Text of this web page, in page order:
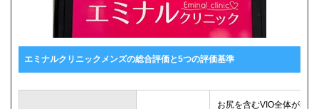
エミナルクリニックメンズの総合評価と5つの評価基準
お尻を含むVIO全体が5回